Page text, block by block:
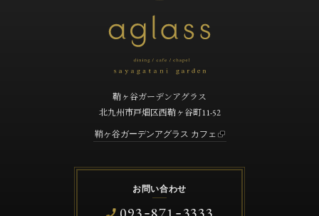
鞘ヶ谷ガーデンアグラス
北九州市戸畑区西鞘ヶ谷町11-52
鞘ヶ谷ガーデンアグラス カフェ
お問い合わせ